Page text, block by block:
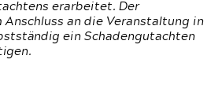
erarbeitet. Der
Anschluss an die Veranstaltung in
ein Schadengutachten